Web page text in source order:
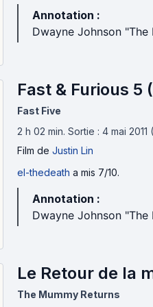
Annotation :
Dwayne Johnson "The
Fast & Furious 5
Fast Five
2 h 02 min. Sortie : 4 mai 2011
Film de Justin Lin
el-thedeath a mis 7/10.
Annotation :
Dwayne Johnson "The
Le Retour de la
The Mummy Returns